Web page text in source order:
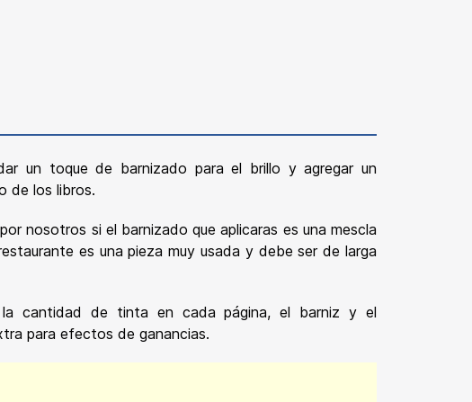
un toque de barnizado para el brillo y agregar un
de los libros.
nosotros si el barnizado que aplicaras es una mescla
es una pieza muy usada y debe ser de larga
cantidad de tinta en cada página, el barniz y el
para efectos de ganancias.